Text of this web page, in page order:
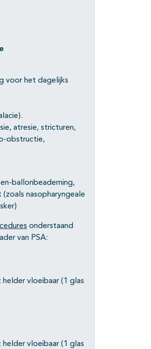
voor het dagelijks
atresie, stricturen,
obstructie,
ballonbeademing,
nasopharyngeale
onderstaand
van PSA:
vloeibaar (1 glas
vloeibaar (1 glas